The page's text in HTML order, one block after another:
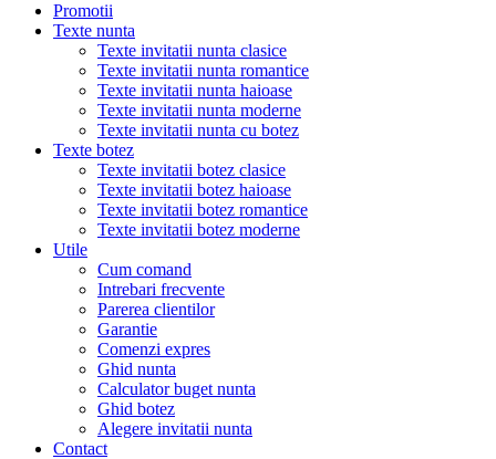
Promotii
Texte nunta
Texte invitatii nunta clasice
Texte invitatii nunta romantice
Texte invitatii nunta haioase
Texte invitatii nunta moderne
Texte invitatii nunta cu botez
Texte botez
Texte invitatii botez clasice
Texte invitatii botez haioase
Texte invitatii botez romantice
Texte invitatii botez moderne
Utile
Cum comand
Intrebari frecvente
Parerea clientilor
Garantie
Comenzi expres
Ghid nunta
Calculator buget nunta
Ghid botez
Alegere invitatii nunta
Contact